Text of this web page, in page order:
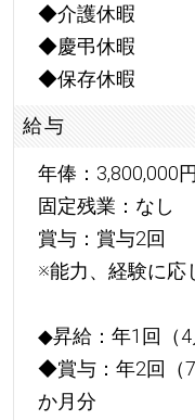
◆介護休暇
◆慶弔休暇
◆保存休暇
給与
年俸：3,800,000
固定残業：なし
賞与：賞与2回
※能力、経験に応
◆昇給：年1回（4
◆賞与：年2回（
か月分